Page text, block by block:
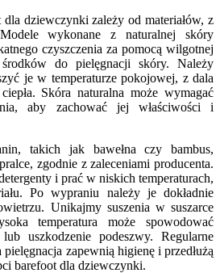
dziewczynki zależy od materiałów, z
wykonane z naturalnej skóry
czyszczenia za pomocą wilgotnej
do pielęgnacji skóry. Należy
je w temperaturze pokojowej, z dala
Skóra naturalna może wymagać
aby zachować jej właściwości i
takich jak bawełna czy bambus,
zgodnie z zaleceniami producenta.
i prać w niskich temperaturach,
Po wypraniu należy je dokładnie
Unikajmy suszenia w suszarce
temperatura może spowodować
uszkodzenie podeszwy. Regularne
zapewnią higienę i przedłużą
barefoot dla dziewczynki.